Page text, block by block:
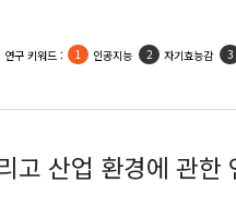
연구 키워드 : 인공지능 자기효능감
고 산업 환경에 관한